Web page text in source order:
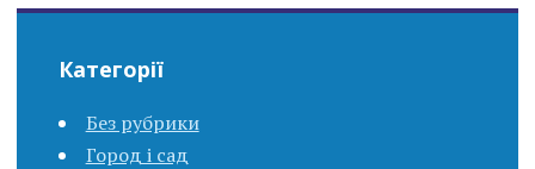
Категорії
Без рубрики
Город і сад